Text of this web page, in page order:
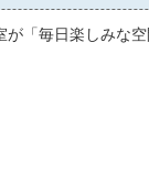
「毎日楽しみな